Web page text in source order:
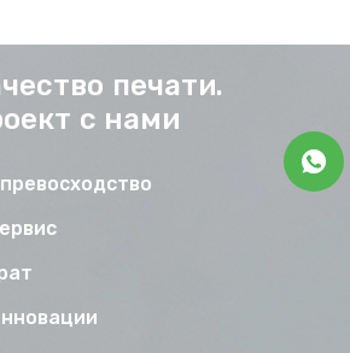
печати.
с нами